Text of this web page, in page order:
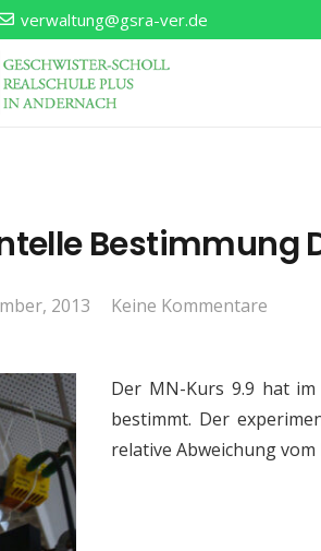
verwaltung@gsra-ver.de
Bestimmung
2013 Keine Kommentare
Der MN-Kurs 9.9 hat
bestimmt. Der
relative Abweichung